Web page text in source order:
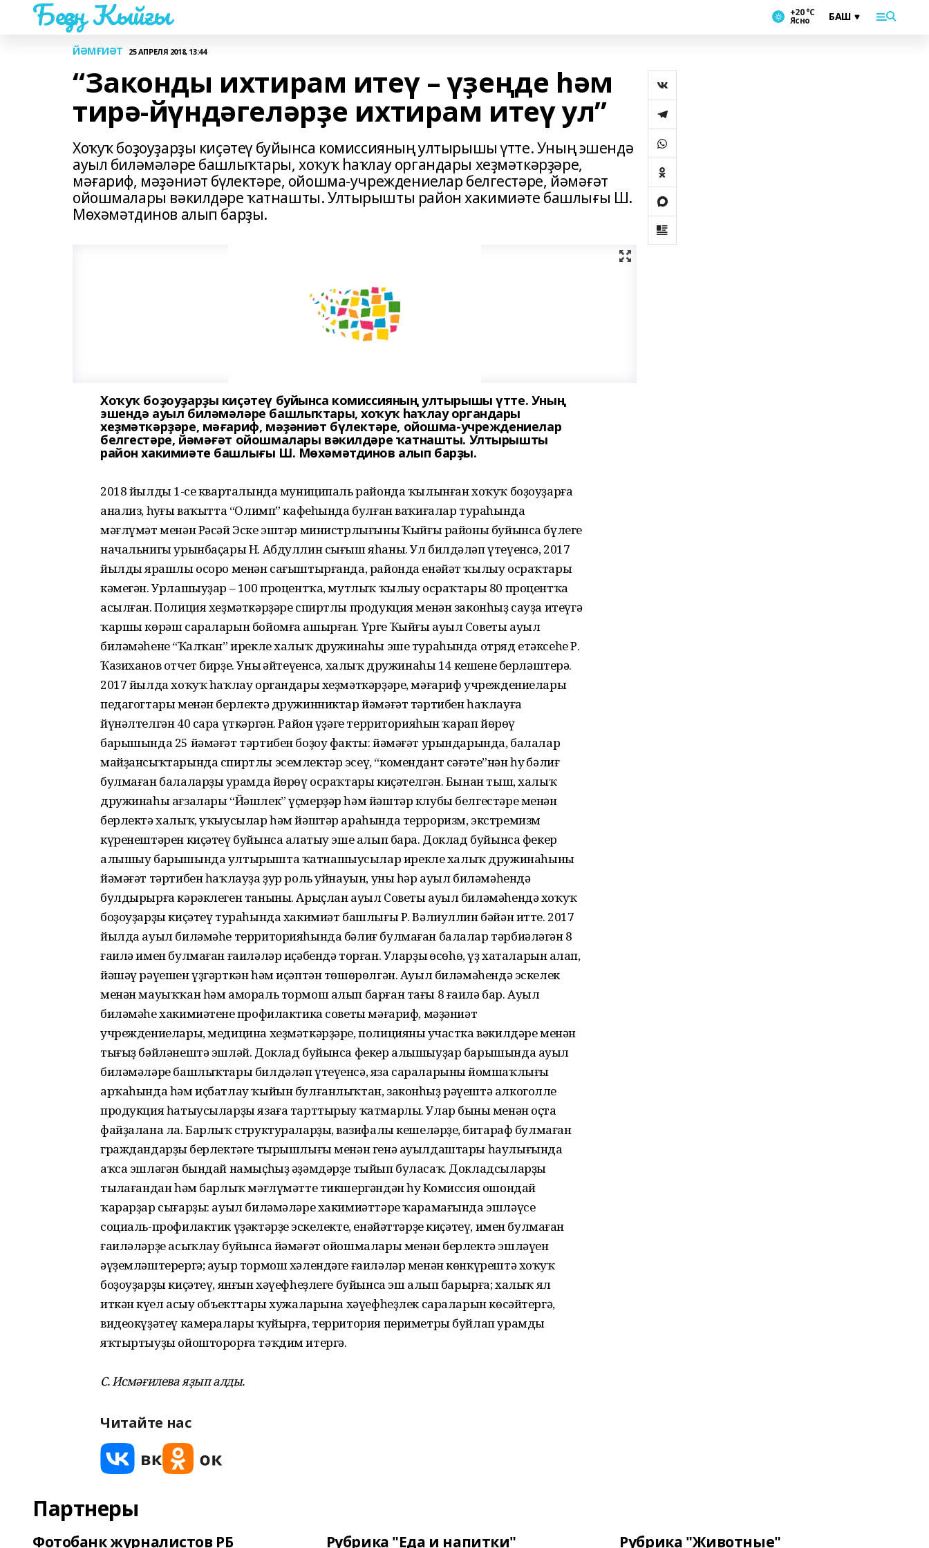
Беҙҙең Ҡыйғы +20 °С
Ясно
ЙӘМҒИӘТ 25 АПРЕЛЯ 2018, 13:44
“Законды ихтирам итеү – үҙеңде һәм
тирә-йүндәгеләрҙе ихтирам итеү ул”
Хоҡуҡ боҙоуҙарҙы киҫәтеү буйынса комиссияның ултырышы үтте. Уның эшендә
ауыл биләмәләре башлыҡтары, хоҡуҡ һаҡлау органдары хеҙмәткәрҙәре,
мәғариф, мәҙәниәт бүлектәре, ойошма-учреждениелар белгестәре, йәмәғәт
ойошмалары вәкилдәре ҡатнашты. Ултырышты район хакимиәте башлығы Ш.
Мөхәмәтдинов алып барҙы.
Хоҡуҡ боҙоуҙарҙы киҫәтеү буйынса комиссияның ултырышы үтте. Уның
эшендә ауыл биләмәләре башлыҡтары, хоҡуҡ һаҡлау органдары
хеҙмәткәрҙәре, мәғариф, мәҙәниәт бүлектәре, ойошма-учреждениелар
белгестәре, йәмәғәт ойошмалары вәкилдәре ҡатнашты. Ултырышты
район хакимиәте башлығы Ш. Мөхәмәтдинов алып барҙы.
2018 йылдың 1-се кварталында муниципаль районда ҡылынған хоҡуҡ боҙоуҙарға
анализ, һуңғы ваҡытта “Олимп” кафеһында булған ваҡиғалар тураһында
мәғлүмәт менән Рәсәй Эске эштәр министрлығының Ҡыйғы районы буйынса бүлеге
начальнигы урынбаҫары Н. Абдуллин сығыш яһаны. Ул билдәләп үтеүенсә, 2017
йылдың ярашлы осоро менән сағыштырғанда, районда енәйәт ҡылыу осраҡтары
кәмегән. Урлашыуҙар – 100 процентҡа, мутлыҡ ҡылыу осраҡтары 80 процентҡа
асылған. Полиция хеҙмәткәрҙәре спиртлы продукция менән законһыҙ сауҙа итеүгә
ҡаршы көрәш сараларын бойомға ашырған. Үрге Ҡыйғы ауыл Советы ауыл
биләмәһенең “Ҡалҡан” ирекле халыҡ дружинаһы эше тураһында отряд етәксеһе Р.
Ҡазиханов отчет бирҙе. Уның әйтеүенсә, халыҡ дружинаһы 14 кешене берләштерә.
2017 йылда хоҡуҡ һаҡлау органдары хеҙмәткәрҙәре, мәғариф учреждениелары
педагогтары менән берлектә дружинниктар йәмәғәт тәртибен һаҡлауға
йүнәлтелгән 40 сара үткәргән. Район үҙәге территорияһын ҡарап йөрөү
барышында 25 йәмәғәт тәртибен боҙоу факты: йәмәғәт урындарында, балалар
майҙансыҡтарында спиртлы эсемлектәр эсеү, “комендант сәғәте”нән һуң бәлиғ
булмаған балаларҙың урамда йөрөү осраҡтары киҫәтелгән. Бынан тыш, халыҡ
дружинаһы ағзалары “Йәшлек” үҫмерҙәр һәм йәштәр клубы белгестәре менән
берлектә халыҡ, уҡыусылар һәм йәштәр араһында терроризм, экстремизм
күренештәрен киҫәтеү буйынса аңлатыу эше алып бара. Доклад буйынса фекер
алышыу барышында ултырышта ҡатнашыусылар ирекле халыҡ дружинаһының
йәмәғәт тәртибен һаҡлауҙа ҙур роль уйнауын, уны һәр ауыл биләмәһендә
булдырырға кәрәклеген таныны. Арыҫлан ауыл Советы ауыл биләмәһендә хоҡуҡ
боҙоуҙарҙы киҫәтеү тураһында хакимиәт башлығы Р. Вәлиуллин бәйән итте. 2017
йылда ауыл биләмәһе территорияһында бәлиғ булмаған балалар тәрбиәләгән 8
ғаилә имен булмаған ғаиләләр иҫәбендә торған. Уларҙың өсөһө, үҙ хаталарын аңлап,
йәшәү рәүешен үҙгәрткән һәм иҫәптән төшөрөлгән. Ауыл биләмәһендә эскелек
менән мауыҡҡан һәм амораль тормош алып барған тағы 8 ғаилә бар. Ауыл
биләмәһе хакимиәтенең профилактика советы мәғариф, мәҙәниәт
учреждениелары, медицина хеҙмәткәрҙәре, полицияның участка вәкилдәре менән
тығыҙ бәйләнештә эшләй. Доклад буйынса фекер алышыуҙар барышында ауыл
биләмәләре башлыҡтары билдәләп үтеүенсә, яза сараларының йомшаҡлығы
арҡаһында һәм иҫбатлау ҡыйын булғанлыҡтан, законһыҙ рәүештә алкоголле
продукция һатыусыларҙы язаға тарттырыу ҡатмарлы. Улар бының менән оҫта
файҙалана ла. Барлыҡ структураларҙың, вазифалы кешеләрҙең, битараф булмаған
граждандарҙың берлектәге тырышлығы менән генә ауылдаштары һаулығында
аҡса эшләгән бындай намыҫһыҙ әҙәмдәрҙе тыйып буласаҡ. Докладсыларҙы
тыңлағандан һәм барлыҡ мәғлүмәтте тикшергәндән һуң Комиссия ошондай
ҡарарҙар сығарҙы: ауыл биләмәләре хакимиәттәре ҡарамағында эшләүсе
социаль-профилактик үҙәктәрҙең эскелекте, енәйәттәрҙе киҫәтеү, имен булмаған
ғаиләләрҙе асыҡлау буйынса йәмәғәт ойошмалары менән берлектә эшләүен
әүҙемләштерергә; ауыр тормош хәлендәге ғаиләләр менән көнкүрештә хоҡуҡ
боҙоуҙарҙы киҫәтеү, янғын хәүефһеҙлеге буйынса эш алып барырға; халыҡ ял
иткән күңел асыу объекттары хужаларына хәүефһеҙлек сараларын көсәйтергә,
видеокүҙәтеү камералары ҡуйырға, территория периметры буйлап урамды
яҡтыртыуҙы ойошторорға тәҡдим итергә.
С. Исмәғилева яҙып алды.
Читайте нас
Партнеры
Фотобанк журналистов РБ Рубрика "Еда и напитки" Рубрика "Животные"